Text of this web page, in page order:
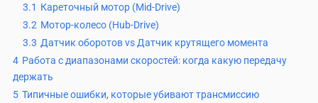
3.1 Кареточный мотор (Mid-Drive)
3.2 Мотор-колесо (Hub-Drive)
3.3 Датчик оборотов vs Датчик крутящего момента
4 Работа с диапазонами скоростей: когда какую передачу
держать
5 Типичные ошибки, которые убивают трансмиссию